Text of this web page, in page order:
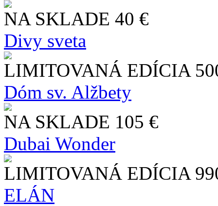
NA SKLADE 40 €
Divy sveta
LIMITOVANÁ EDÍCIA
Dóm sv. Alžbety
NA SKLADE 105 €
Dubai Wonder
LIMITOVANÁ EDÍCIA
ELÁN